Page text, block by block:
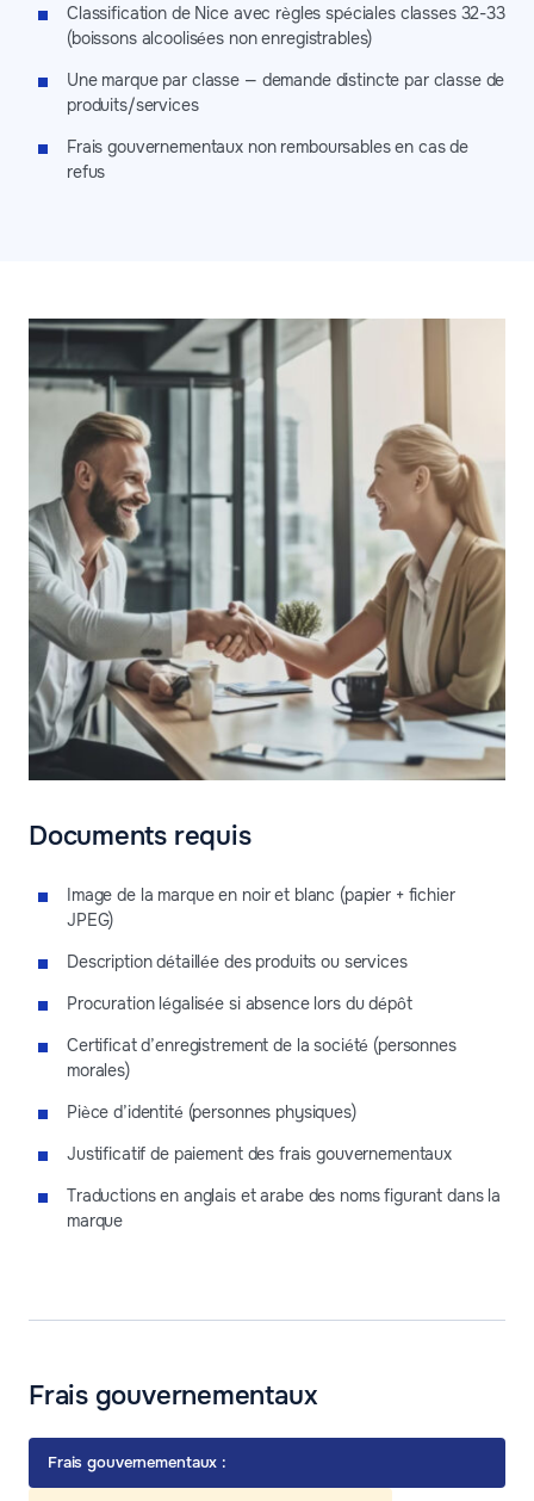
Classification de Nice avec règles spéciales classes 32-33
(boissons alcoolisées non enregistrables)
Une marque par classe — demande distincte par classe de
produits/services
Frais gouvernementaux non remboursables en cas de
refus
Documents requis
Image de la marque en noir et blanc (papier + fichier
JPEG)
Description détaillée des produits ou services
Procuration légalisée si absence lors du dépôt
Certificat d’enregistrement de la société (personnes
morales)
Pièce d’identité (personnes physiques)
Justificatif de paiement des frais gouvernementaux
Traductions en anglais et arabe des noms figurant dans la
marque
Frais gouvernementaux
Frais gouvernementaux :